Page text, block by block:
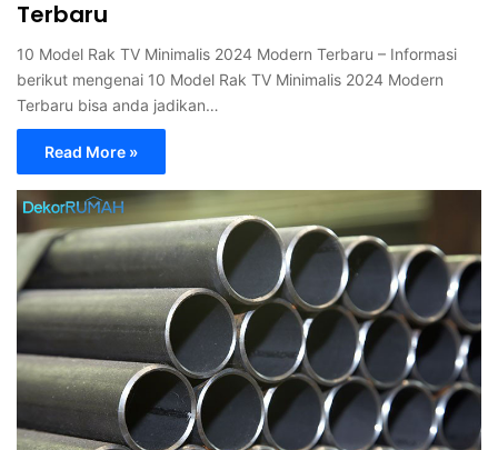
Terbaru
10 Model Rak TV Minimalis 2024 Modern Terbaru – Informasi
berikut mengenai 10 Model Rak TV Minimalis 2024 Modern
Terbaru bisa anda jadikan…
Read More »